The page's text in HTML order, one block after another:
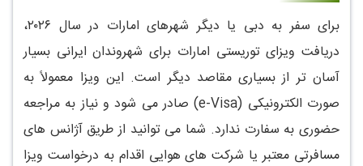
برای سفر به دبی یا دیگر شهرهای امارات در سال ۲۰۲۶،
دریافت ویزای توریستی امارات برای شهروندان ایرانی بسیار
آسان تر از بسیاری مقاصد دیگر است. این ویزا معمولاً به
صورت الکترونیکی (e-Visa) صادر می شود و نیاز به مراجعه
حضوری به سفارت ندارد. شما می توانید از طریق آژانس های
مسافرتی معتبر یا شرکت های هوایی اقدام به درخواست ویزا